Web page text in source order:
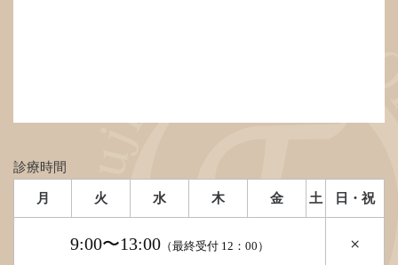
診療時間
月 火 水 木 金 土 日・祝
9:00〜13:00 （最終受付 12：00） ×